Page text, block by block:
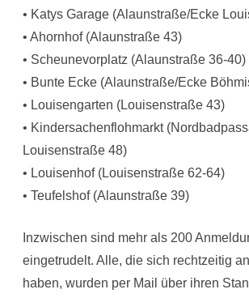
• Katys Garage (Alaunstraße/Ecke
• Ahornhof (Alaunstraße 43)
• Scheunevorplatz (Alaunstraße 36-40)
• Bunte Ecke (Alaunstraße/Ecke
• Louisengarten (Louisenstraße 43)
• Kindersachenflohmarkt
Louisenstraße 48)
• Louisenhof (Louisenstraße 62-64)
• Teufelshof (Alaunstraße 39)
Inzwischen sind mehr als 200
eingetrudelt. Alle, die sich rechtzeitig
haben, wurden per Mail über ihren